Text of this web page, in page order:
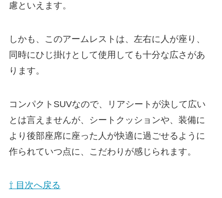
慮といえます。
しかも、このアームレストは、左右に人が座り、
同時にひじ掛けとして使用しても十分な広さがあ
ります。
コンパクトSUVなので、リアシートが決して広い
とは言えませんが、シートクッションや、装備に
より後部座席に座った人が快適に過ごせるように
作られていつ点に、こだわりが感じられます。
⇧ 目次へ戻る